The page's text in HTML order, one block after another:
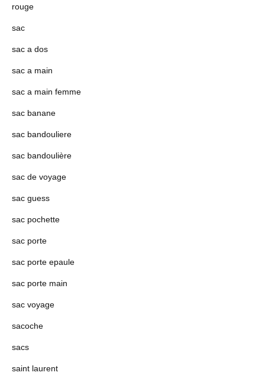
rouge
sac
sac a dos
sac a main
sac a main femme
sac banane
sac bandouliere
sac bandoulière
sac de voyage
sac guess
sac pochette
sac porte
sac porte epaule
sac porte main
sac voyage
sacoche
sacs
saint laurent